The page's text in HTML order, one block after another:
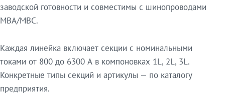
заводской готовности и совместимы с шинопроводами
МВА/МВС.
Каждая линейка включает секции с номинальными
токами от 800 до 6300 А в компоновках 1L, 2L, 3L.
Конкретные типы секций и артикулы — по каталогу
предприятия.